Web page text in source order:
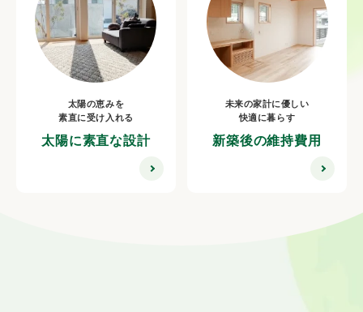
太陽の恵みを
素直に受け入れる
太陽に素直な設計
未来の家計に優しい
快適に暮らす
新築後の維持費用